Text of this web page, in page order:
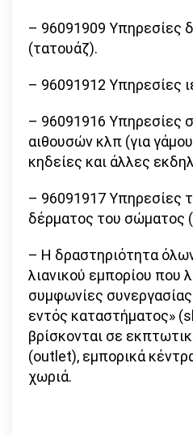
– 96091909 Υπηρεσίες
(τατουάζ).
– 96091912 Υπηρεσίες
– 96091916 Υπηρεσίες
αιθουσών κλπ (για
κηδείες και άλλες
– 96091917 Υπηρεσίες
δέρματος του σώματος
– Η δραστηριότητα
λιανικού εμπορίου που
συμφωνίες
εντός καταστήματος»
βρίσκονται σε
(outlet), εμπορικά
χωριά.